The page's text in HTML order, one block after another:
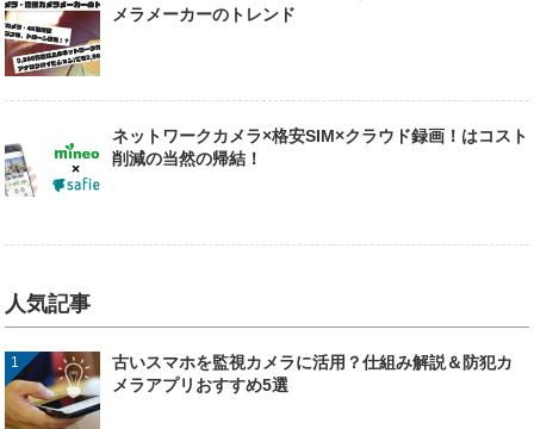
メラメーカーのトレンド
ネットワークカメラ×格安SIM×クラウド録画！はコスト
削減の当然の帰結！
人気記事
古いスマホを監視カメラに活用？仕組み解説＆防犯カ
メラアプリおすすめ5選